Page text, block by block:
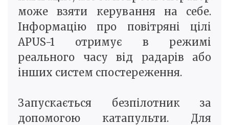
може взяти керування на себе.
Інформацію про повітряні цілі
APUS-1 отримує в режимі
реального часу від радарів або
інших систем спостереження.
Запускається безпілотник за
допомогою катапульти. Для